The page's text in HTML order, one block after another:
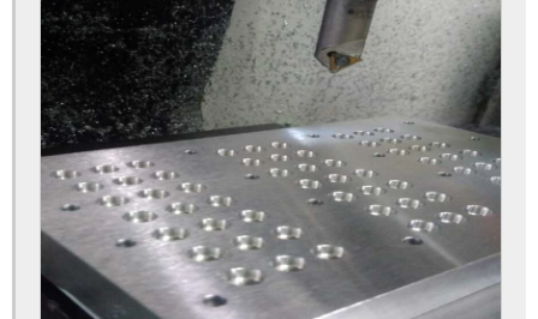
Calibração instrumentos de laboratório
Calibração de instrumentos de medição
Calibração de instrumentos de pressão
Calibração de instrumentos rbc
Calibração de instrumentos volumétricos
Calibração de instrumentos
Calibração de manômetro